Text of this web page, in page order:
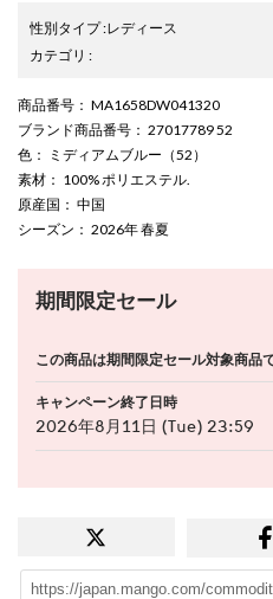
性別タイプ:レディース
カテゴリ :
商品番号 ： MA1658DW041320
ブランド商品番号 ： 27017789 52
色 ： ミディアムブルー（52）
素材 ： 100% ポリエステル.
原産国 ： 中国
シーズン ： 2026年 春夏
期間限定セール
この商品は期間限定セール対象商品で
キャンペーン終了日時
2026年8月11日 (Tue) 23:59